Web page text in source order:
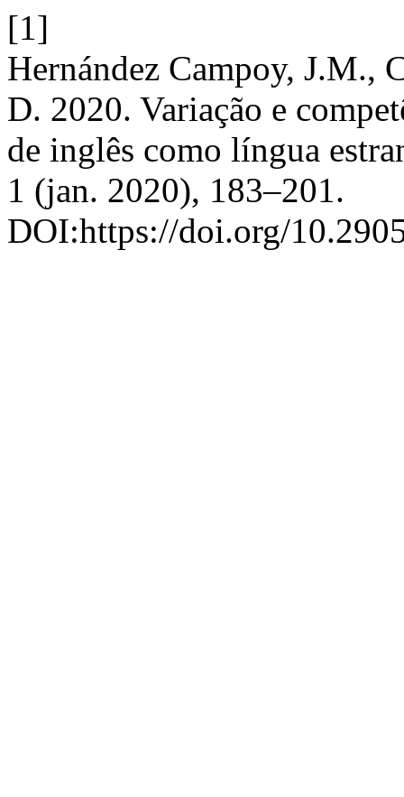
[1]
Hernández Campoy, J.M.,
D. 2020. Variação e
de inglês como língua
1 (jan. 2020), 183–201.
DOI:https://doi.org/